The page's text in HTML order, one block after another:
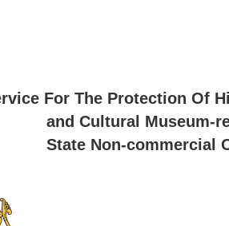
For The Protection Of
and Cultural Museum-
State Non-commercial